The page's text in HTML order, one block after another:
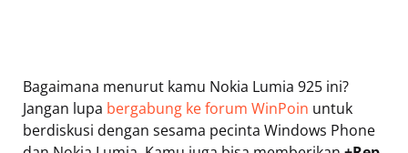
Bagaimana menurut kamu Nokia Lumia 925 ini?
Jangan lupa bergabung ke forum WinPoin untuk
berdiskusi dengan sesama pecinta Windows Phone